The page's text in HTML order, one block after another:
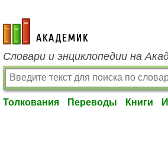
academic.ru
Словари и энциклопедии на
Толкования Переводы Книги